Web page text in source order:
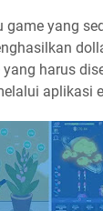
yang
harus
aplikasi